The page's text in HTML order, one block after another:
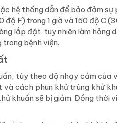
hệ thống dẫn để bảo đảm
độ F) trong 1 giờ và 150 độ C
lắp đặt, tuy nhiên làm hỏng
trong bệnh viện.
tùy theo độ nhạy cảm của
cách phun khử trùng khử
khuẩn sẽ bị giảm. Đồng thời